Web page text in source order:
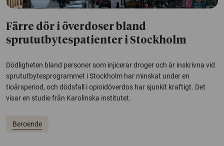
Färre dör i överdoser bland
sprututbytespatienter i Stockholm
Dödligheten bland personer som injicerar droger och är inskrivna vid
sprututbytesprogrammet i Stockholm har minskat under en
tioårsperiod, och dödsfall i opioidöverdos har sjunkit kraftigt. Det
visar en studie från Karolinska institutet.
Beroende